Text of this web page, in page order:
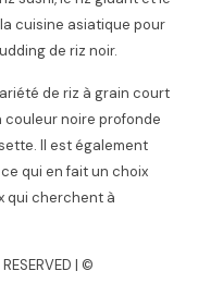
cuisine asiatique pour
de riz noir.
de riz à grain court
couleur noire profonde
Il est également
qui en fait un choix
qui cherchent à
| ©